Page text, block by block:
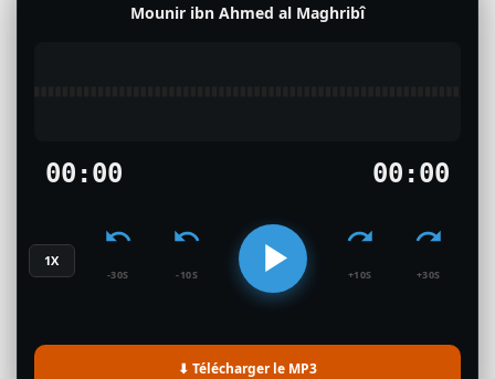
Mounir ibn Ahmed al Maghribî
00:00 00:00
1X
-30S -10S +10S +30S
⬇ Télécharger le MP3